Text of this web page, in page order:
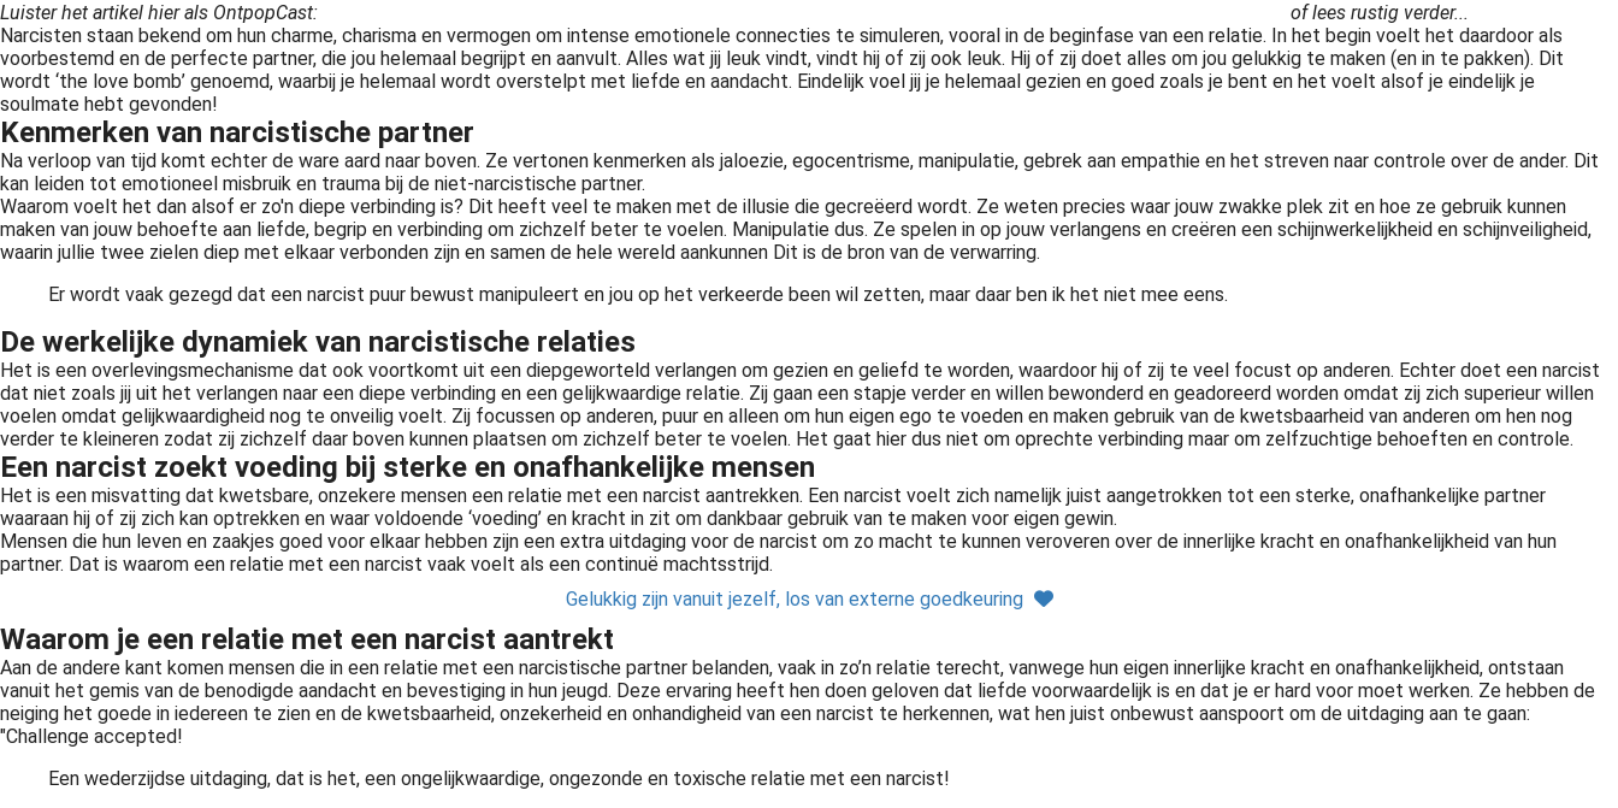
Luister het artikel hier als OntpopCast:
of lees rustig verder...
Narcisten staan bekend om hun charme, charisma en vermogen om intense emotionele connecties te simuleren, vooral in de beginfase van een relatie. In het begin voelt het daardoor als
voorbestemd en de perfecte partner, die jou helemaal begrijpt en aanvult. Alles wat jij leuk vindt, vindt hij of zij ook leuk. Hij of zij doet alles om jou gelukkig te maken (en in te pakken). Dit
wordt ‘the love bomb’ genoemd, waarbij je helemaal wordt overstelpt met liefde en aandacht. Eindelijk voel jij je helemaal gezien en goed zoals je bent en het voelt alsof je eindelijk je
soulmate hebt gevonden!
Kenmerken van narcistische partner
Na verloop van tijd komt echter de ware aard naar boven. Ze vertonen kenmerken als jaloezie, egocentrisme, manipulatie, gebrek aan empathie en het streven naar controle over de ander. Dit
kan leiden tot emotioneel misbruik en trauma bij de niet-narcistische partner.
Waarom voelt het dan alsof er zo'n diepe verbinding is? Dit heeft veel te maken met de illusie die gecreëerd wordt. Ze weten precies waar jouw zwakke plek zit en hoe ze gebruik kunnen
maken van jouw behoefte aan liefde, begrip en verbinding om zichzelf beter te voelen. Manipulatie dus. Ze spelen in op jouw verlangens en creëren een schijnwerkelijkheid en schijnveiligheid,
waarin jullie twee zielen diep met elkaar verbonden zijn en samen de hele wereld aankunnen Dit is de bron van de verwarring.
Er wordt vaak gezegd dat een narcist puur bewust manipuleert en jou op het verkeerde been wil zetten, maar daar ben ik het niet mee eens.
De werkelijke dynamiek van narcistische relaties
Het is een overlevingsmechanisme dat ook voortkomt uit een diepgeworteld verlangen om gezien en geliefd te worden, waardoor hij of zij te veel focust op anderen. Echter doet een narcist
dat niet zoals jij uit het verlangen naar een diepe verbinding en een gelijkwaardige relatie. Zij gaan een stapje verder en willen bewonderd en geadoreerd worden omdat zij zich superieur willen
voelen omdat gelijkwaardigheid nog te onveilig voelt. Zij focussen op anderen, puur en alleen om hun eigen ego te voeden en maken gebruik van de kwetsbaarheid van anderen om hen nog
verder te kleineren zodat zij zichzelf daar boven kunnen plaatsen om zichzelf beter te voelen. Het gaat hier dus niet om oprechte verbinding maar om zelfzuchtige behoeften en controle.
Een narcist zoekt voeding bij sterke en onafhankelijke mensen
Het is een misvatting dat kwetsbare, onzekere mensen een relatie met een narcist aantrekken. Een narcist voelt zich namelijk juist aangetrokken tot een sterke, onafhankelijke partner
waaraan hij of zij zich kan optrekken en waar voldoende ‘voeding’ en kracht in zit om dankbaar gebruik van te maken voor eigen gewin.
Mensen die hun leven en zaakjes goed voor elkaar hebben zijn een extra uitdaging voor de narcist om zo macht te kunnen veroveren over de innerlijke kracht en onafhankelijkheid van hun
partner. Dat is waarom een relatie met een narcist vaak voelt als een continuë machtsstrijd.
Gelukkig zijn vanuit jezelf, los van externe goedkeuring
Waarom je een relatie met een narcist aantrekt
Aan de andere kant komen mensen die in een relatie met een narcistische partner belanden, vaak in zo’n relatie terecht, vanwege hun eigen innerlijke kracht en onafhankelijkheid, ontstaan
vanuit het gemis van de benodigde aandacht en bevestiging in hun jeugd. Deze ervaring heeft hen doen geloven dat liefde voorwaardelijk is en dat je er hard voor moet werken. Ze hebben de
neiging het goede in iedereen te zien en de kwetsbaarheid, onzekerheid en onhandigheid van een narcist te herkennen, wat hen juist onbewust aanspoort om de uitdaging aan te gaan:
"Challenge accepted!
Een wederzijdse uitdaging, dat is het, een ongelijkwaardige, ongezonde en toxische relatie met een narcist!